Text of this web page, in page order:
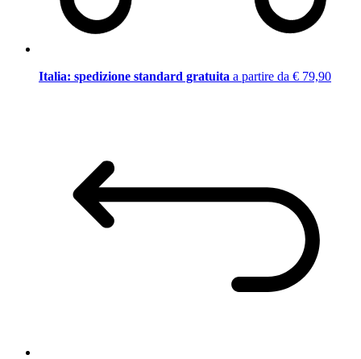
Italia: spedizione standard gratuita a partire da € 79,90